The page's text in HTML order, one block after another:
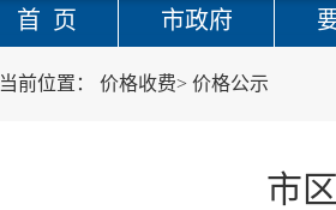
首 页 市政府
当前位置： 价格收费> 价格公示
市